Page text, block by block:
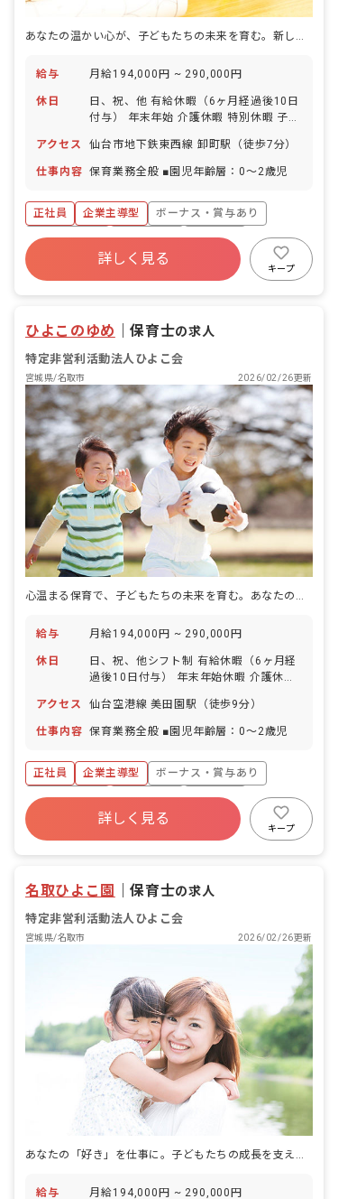
給与 月給194,000円 ~ 290,000円
休日
日、祝、他 有給休暇（6ヶ月経過後10日
付与） 年末年始 介護休暇 特別休暇 子の
アクセス
仙台市地下鉄東西線 卸町駅（徒歩7分）
仕事内容 保育業務全般 ■園児年齢層：0～2歳児
正社員 企業主導型
ボーナス・賞与あり
社会保険完備
残業少なめ
車通勤可
未経験歓迎
詳しく見る
キープ
ひよこのゆめ ｜保育士の求人
特定非営利活動法人ひよこ会
宮城県/名取市 2026/02/26更新
給与 月給194,000円 ~ 290,000円
休日
日、祝、他シフト制 有給休暇（6ヶ月経
過後10日付与） 年末年始休暇 介護休暇
アクセス
仙台空港線 美田園駅（徒歩9分）
仕事内容 保育業務全般 ■園児年齢層：0～2歳児
正社員 企業主導型
ボーナス・賞与あり
社会保険完備
残業少なめ
車通勤可
未経験歓迎
詳しく見る
キープ
名取ひよこ園 ｜保育士の求人
特定非営利活動法人ひよこ会
宮城県/名取市 2026/02/26更新
あなたの「好き」を仕事に。子どもたちの成長を支え、未来を育む喜びを分かち合いませんか？
給与 月給194,000円 ~ 290,000円